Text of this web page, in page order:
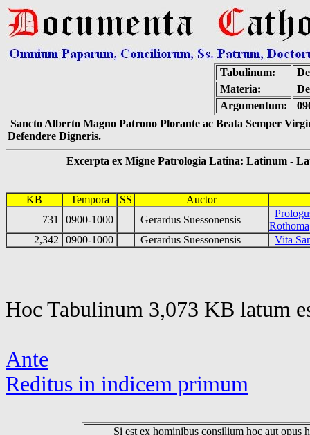
Tabulinum:
Materia:
Argumentum:
Sancto Alberto Magno Patrono Plorante ac Beata Semper
Defendere Digneris.
Excerpta ex Migne Patrologia Latina: Latinum -
KB Tempora SS
Auctor
731
0900-1000 Gerardus Suessonensis
2,342
0900-1000 Gerardus Suessonensis Vita
Hoc Tabulinum 3,073 KB latum
Ante
Reditus in indicem primum
Si est ex hominibus consilium hoc aut opus